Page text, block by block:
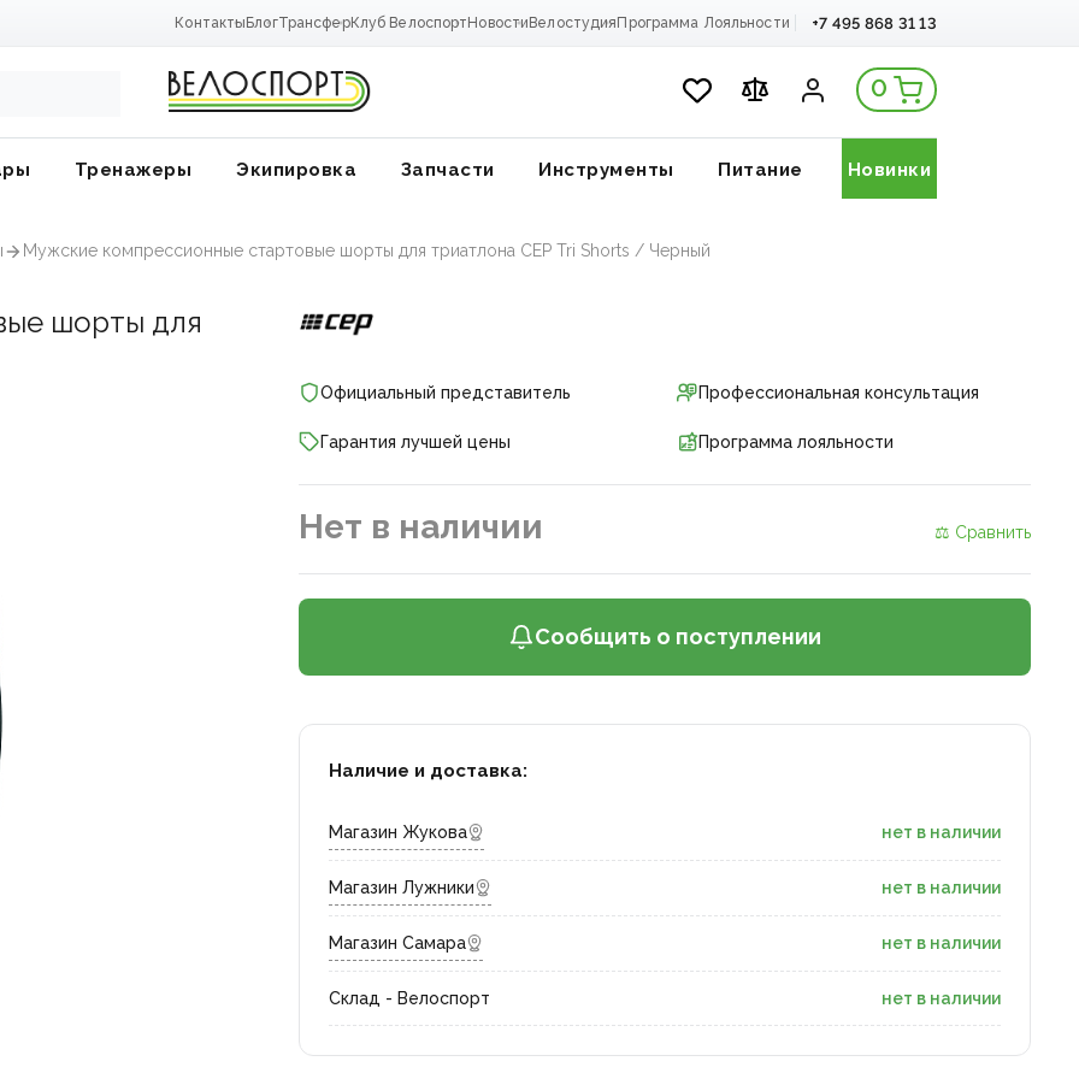
Контакты БлогТрансферКлуб Велоспорт Новости Велостудия Программа Лояльности +7 495 868 31 13
0
Тренажеры Экипировка Запчасти Инструменты Питание Новинки
Мужские компрессионные стартовые шорты для триатлона CEP Tri Shorts / Черный
шорты для
Официальный представитель Профессиональная консультация
Гарантия лучшей цены Программа лояльности
Нет в наличии ⚖ Сравнить
Сообщить о поступлении
Наличие и доставка:
Магазин Жукова нет в наличии
Магазин Лужники нет в наличии
Магазин Самара нет в наличии
Склад - Велоспорт нет в наличии